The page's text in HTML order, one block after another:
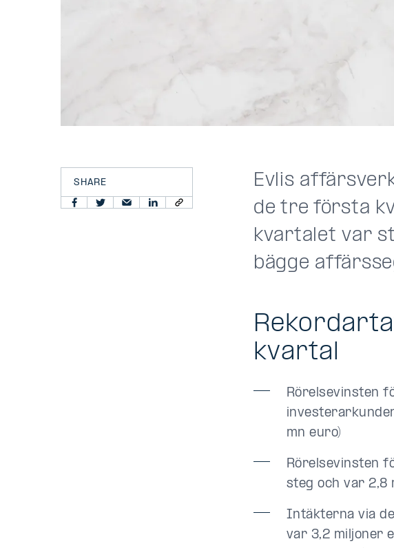
SHARE
Evlis
de tre första
kvartalet var
bägge
kvartal
Rörelsevinsten
mn euro)
Rörelsevinsten
steg och var 2,8
Intäkterna via
var 3,2 miljoner